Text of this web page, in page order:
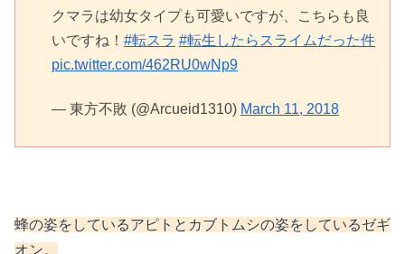
クマラは幼女タイプも可愛いですが、こちらも良
いですね！ #転スラ #転生したらスライムだった件
pic.twitter.com/462RU0wNp9
— 東方不敗 (@Arcueid1310) March 11, 2018
蜂の姿をしているアピトとカブトムシの姿をしているゼギ
オン。